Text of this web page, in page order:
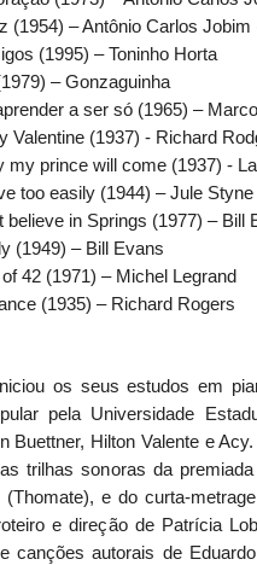
(1954) – Antônio Carlos Jobim
(1995) – Toninho Horta
– Gonzaguinha
a ser só (1965) –
Valentine (1937) - Richard
my prince will come (1937) -
too easily (1944) – Jule
believe in Springs (1977) – Bill
(1949) – Bill Evans
42 (1971) – Michel Legrand
(1935) – Richard Rogers
os seus estudos em
pela Universidade
Buettner, Hilton Valente e
trilhas sonoras da
e do curta-
e direção de Patrícia
canções autorais de